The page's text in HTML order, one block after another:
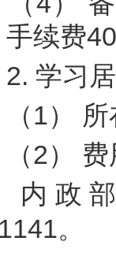
续费
习居
） 所
） 费
政部
。